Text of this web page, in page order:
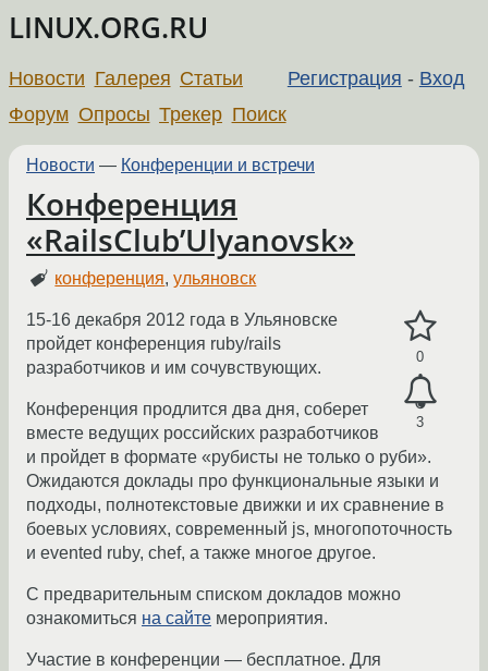
LINUX.ORG.RU
Регистрация - Вход
Новости Галерея Статьи
Форум Опросы Трекер Поиск
Новости — Конференции и встречи
Конференция
«RailsClub’Ulyanovsk»
конференция,ульяновск
0
3
15-16 декабря 2012 года в Ульяновске
пройдет конференция ruby/rails
разработчиков и им сочувствующих.
Конференция продлится два дня, соберет
вместе ведущих российских разработчиков
и пройдет в формате «рубисты не только о руби».
Ожидаются доклады про функциональные языки и
подходы, полнотекстовые движки и их сравнение в
боевых условиях, современный js, многопоточность
и evented ruby, chef, а также многое другое.
С предварительным списком докладов можно
ознакомиться на сайте мероприятия.
Участие в конференции — бесплатное. Для